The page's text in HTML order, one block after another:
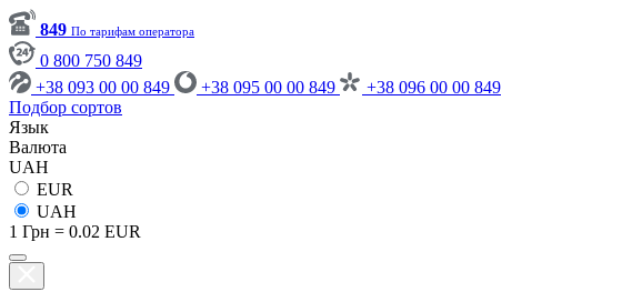
849 По тарифам оператора
0 800 750 849
+38 093 00 00 849
+38 095 00 00 849
+38 096 00 00 849
Подбор сортов
Язык
Валюта
UAH
EUR
UAH
1 Грн = 0.02 EUR